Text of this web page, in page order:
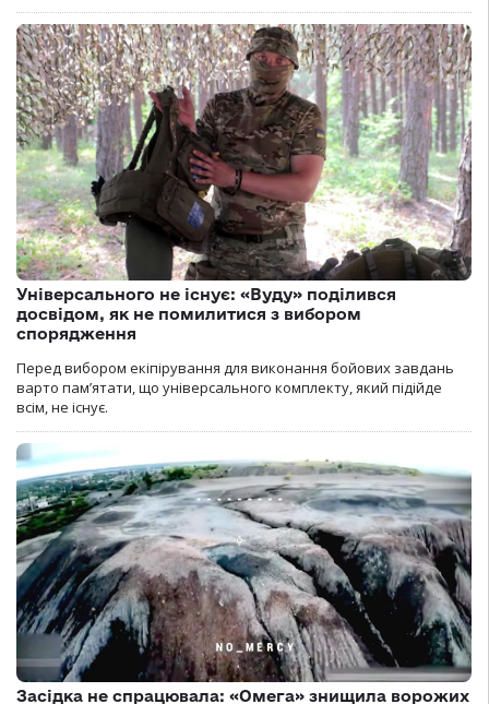
Універсального не існує: «Вуду» поділився
досвідом, як не помилитися з вибором
спорядження
Перед вибором екіпірування для виконання бойових завдань
варто пам’ятати, що універсального комплекту, який підійде
всім, не існує.
Засідка не спрацювала: «Омега» знищила ворожих